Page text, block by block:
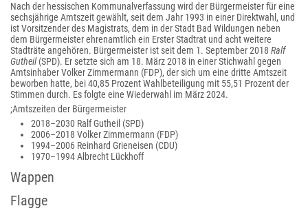
Nach der hessischen Kommunalverfassung wird der Bürgermeister für eine
sechsjährige Amtszeit gewählt, seit dem Jahr 1993 in einer Direktwahl, und
ist Vorsitzender des Magistrats, dem in der Stadt Bad Wildungen neben
dem Bürgermeister ehrenamtlich ein Erster Stadtrat und acht weitere
Stadträte angehören. Bürgermeister ist seit dem 1. September 2018 Ralf
Gutheil(SPD). Er setzte sich am 18. März 2018 in einer Stichwahl gegen
Amtsinhaber Volker Zimmermann (FDP), der sich um eine dritte Amtszeit
beworben hatte, bei 40,85 Prozent Wahlbeteiligung mit 55,51 Prozent der
Stimmen durch. Es folgte eine Wiederwahl im März 2024.
;Amtszeiten der Bürgermeister
2018–2030 Ralf Gutheil (SPD)
2006–2018 Volker Zimmermann (FDP)
1994–2006 Reinhard Grieneisen (CDU)
1970–1994 Albrecht Lückhoff
Wappen
Flagge